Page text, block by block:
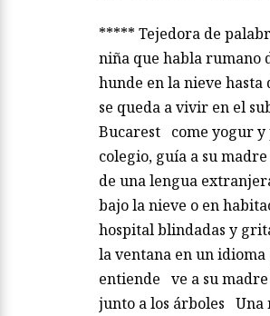
***** Tejedora de
niña que habla rumano
hunde en la nieve hasta
se queda a vivir en el
Bucarest come yogur y
colegio, guía a su
de una lengua
bajo la nieve o en
hospital blindadas y
la ventana en un idioma
entiende ve a su
junto a los árboles Una